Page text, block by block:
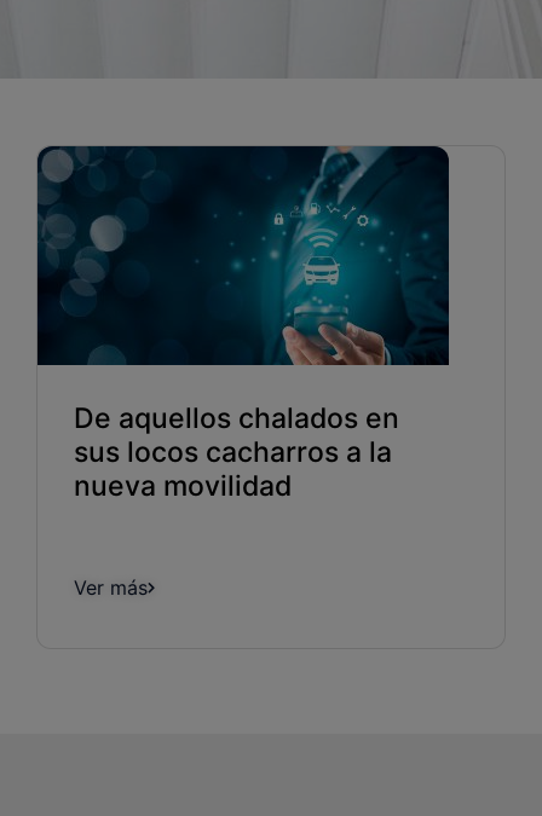
Partners
Español
Entrar
Hablemos
De aquellos chalados en
sus locos cacharros a la
nueva movilidad
Ver más